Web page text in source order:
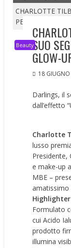
CHARLOTTE
PER UN GLOW-
BeautySUO
GLOW-
18
Darlings, il
dall’effetto
Charlotte
lusso
Presidente,
e make-up
MBE –
amatissimo
Highlighter
Formulato
cui Acido
prodotto
illumina